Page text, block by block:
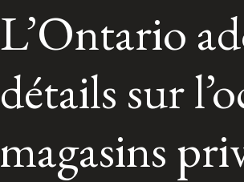
L’Ontario
détails sur
magasins